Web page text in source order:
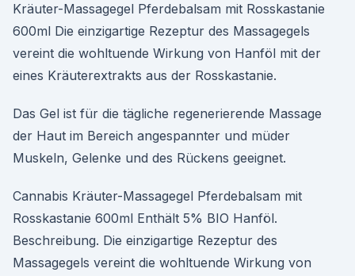
Kräuter-Massagegel Pferdebalsam mit Rosskastanie
600ml Die einzigartige Rezeptur des Massagegels
vereint die wohltuende Wirkung von Hanföl mit der
eines Kräuterextrakts aus der Rosskastanie.
Das Gel ist für die tägliche regenerierende Massage
der Haut im Bereich angespannter und müder
Muskeln, Gelenke und des Rückens geeignet.
Cannabis Kräuter-Massagegel Pferdebalsam mit
Rosskastanie 600ml Enthält 5% BIO Hanföl.
Beschreibung. Die einzigartige Rezeptur des
Massagegels vereint die wohltuende Wirkung von